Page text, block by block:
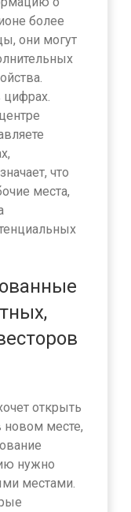
более
они могут
что
места,
открыть
новом месте,
нужно
местами.